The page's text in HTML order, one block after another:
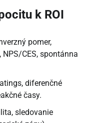
k ROI
pomer,
CES, spontánna
diferenčné
časy.
sledovanie